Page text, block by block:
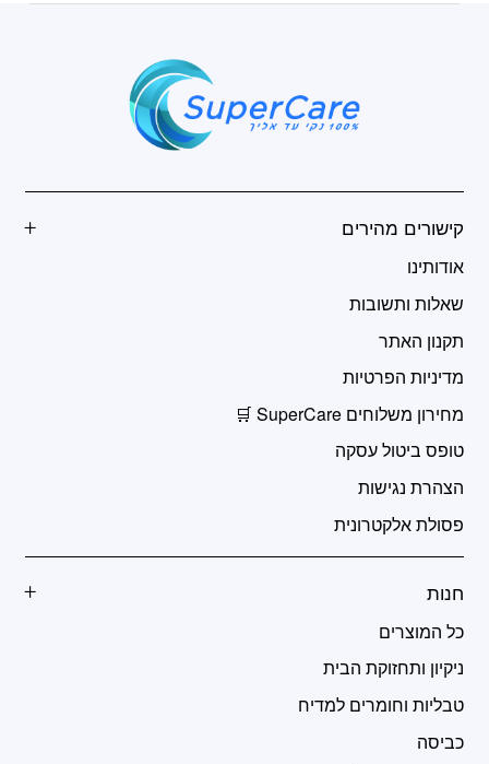
קישורים מהירים
אודותינו
שאלות ותשובות
תקנון האתר
מדיניות הפרטיות
מחירון משלוחים SuperCare 🛒
טופס ביטול עסקה
הצהרת נגישות
פסולת אלקטרונית
חנות
כל המוצרים
ניקיון ותחזוקת הבית
טבליות וחומרים למדיח
כביסה